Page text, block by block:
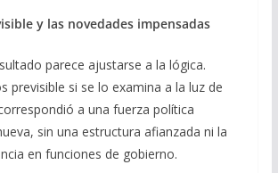
y las novedades impensadas
parece ajustarse a la lógica.
previsible si se lo examina a la luz de
a una fuerza política
sin una estructura afianzada ni la
en funciones de gobierno.